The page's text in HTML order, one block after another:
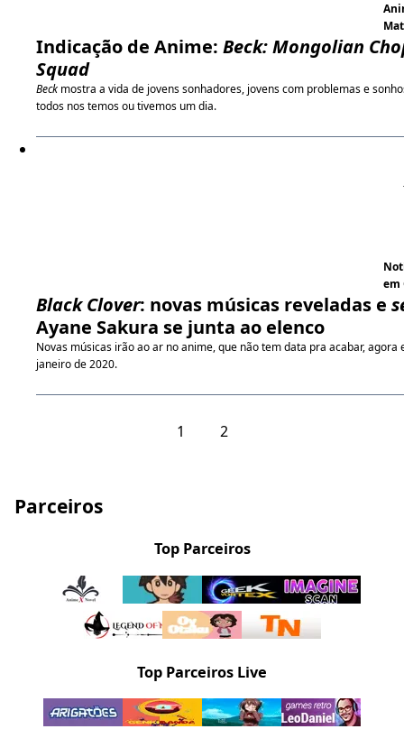
Indicação de Anime: Beck: Mongolian
Squad
Beck mostra a vida de jovens sonhadores, jovens com problemas e
todos nos temos ou tivemos um dia.
em
Black Clover: novas músicas reveladas e
Ayane Sakura se junta ao elenco
Novas músicas irão ao ar no anime, que não tem data pra acabar, agora
janeiro de 2020.
1 2
Parceiros
Top Parceiros
Top Parceiros Live